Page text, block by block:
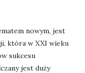
nowym, jest
która w XXI wieku
sukcesu
jest duży